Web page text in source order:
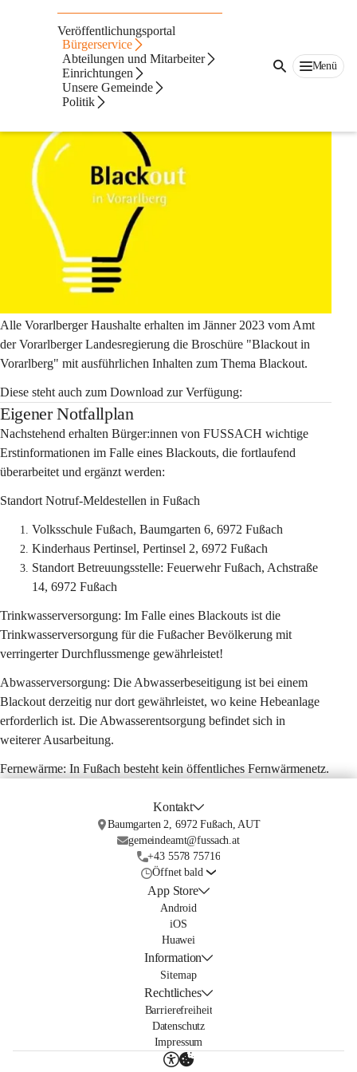
Veröffentlichungsportal
Bürgerservice
Abteilungen und Mitarbeiter
Einrichtungen
Unsere Gemeinde
Politik
Menü
Katastrophenschutz
sowie Blackout
Alle Vorarlberger Haushalte erhalten im Jänner 2023 vom Amt
der Vorarlberger Landesregierung die Broschüre "Blackout in
Vorarlberg" mit ausführlichen Inhalten zum Thema Blackout.
Diese steht auch zum Download zur Verfügung:
Eigener Notfallplan
Nachstehend erhalten Bürger:innen von FUSSACH wichtige
Erstinformationen im Falle eines Blackouts, die fortlaufend
überarbeitet und ergänzt werden:
Standort Notruf-Meldestellen in Fußach
Volksschule Fußach, Baumgarten 6, 6972 Fußach
Kinderhaus Pertinsel, Pertinsel 2, 6972 Fußach
Standort Betreuungsstelle: Feuerwehr Fußach, Achstraße
14, 6972 Fußach
Trinkwasserversorgung: Im Falle eines Blackouts ist die
Trinkwasserversorgung für die Fußacher Bevölkerung mit
verringerter Durchflussmenge gewährleistet!
Abwasserversorgung: Die Abwasserbeseitigung ist bei einem
Blackout derzeitig nur dort gewährleistet, wo keine Hebeanlage
erforderlich ist. Die Abwasserentsorgung befindet sich in
weiterer Ausarbeitung.
Fernewärme: In Fußach besteht kein öffentliches Fernwärmenetz.
Kontakt
Baumgarten 2, 6972 Fußach, AUT
gemeindeamt@fussach.at
+43 5578 75716
Öffnet bald
App Store
Android
iOS
Huawei
Information
Sitemap
Rechtliches
Barrierefreiheit
Datenschutz
Impressum